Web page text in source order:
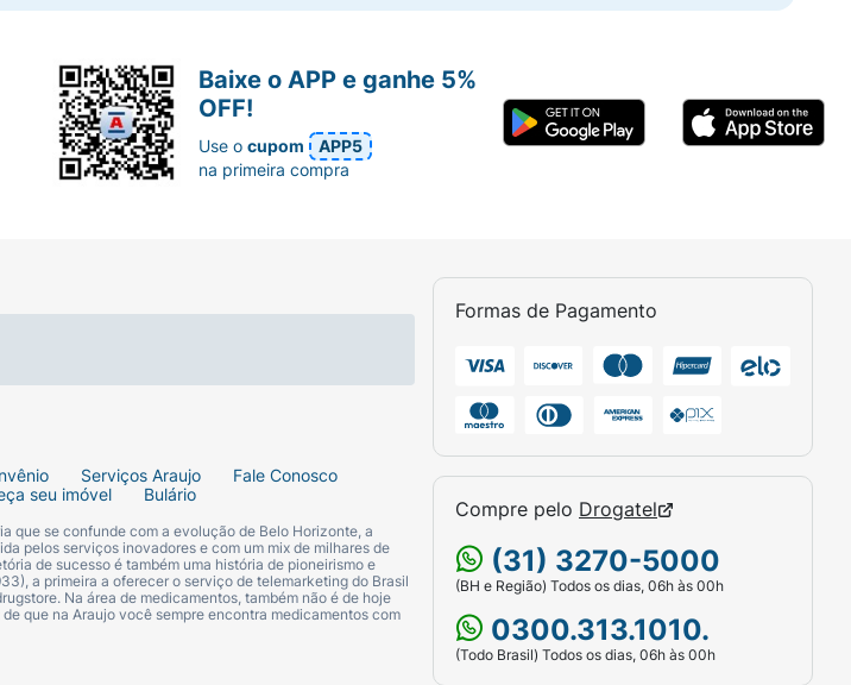
Serviços Araujo
Fale Conosco
seu imóvel Bulário
que se confunde com a evolução de Belo Horizonte, a
pelos serviços inovadores e com um mix de milhares de
de sucesso é também uma história de pioneirismo e
a primeira a oferecer o serviço de telemarketing do Brasil
Na área de medicamentos, também não é de hoje
que na Araujo você sempre encontra medicamentos com
Formas de Pagamento
Compre pelo Drogatel
(31) 3270-5000
(BH e Região) Todos os dias, 06h às 00h
0300.313.1010.
(Todo Brasil) Todos os dias, 06h às 00h
Baixe o APP e ganhe 5%
OFF!
Use ocupom
APP5
na primeira compra